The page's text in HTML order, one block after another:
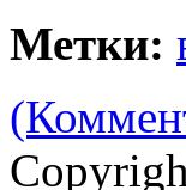
Метки: